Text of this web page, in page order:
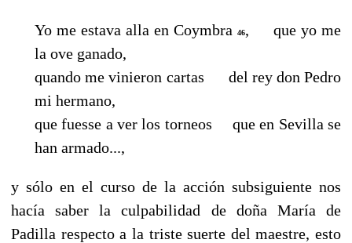
Yo me estava alla en Coymbra46, que yo me
la ove ganado,
quando me vinieron cartas del rey don Pedro
mi hermano,
que fuesse a ver los torneosque en Sevilla se
han armado...,
y sólo en el curso de la acción subsiguiente nos
hacía saber la culpabilidad de doña María de
Padilla respecto a la triste suerte del maestre, esto